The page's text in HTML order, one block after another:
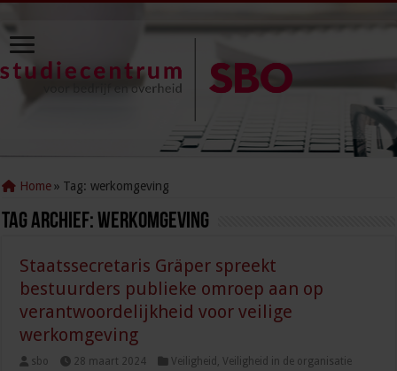
Home » Tag:werkomgeving
Tag Archief: werkomgeving
Staatssecretaris Gräper spreekt
bestuurders publieke omroep aan op
verantwoordelijkheid voor veilige
werkomgeving
sbo 28 maart 2024 Veiligheid ,Veiligheid in de organisatie